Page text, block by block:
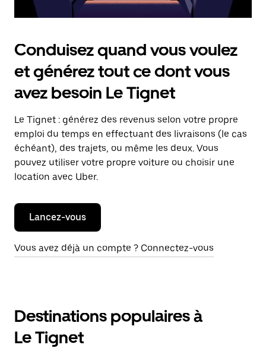
Conduisez quand vous voulez
et générez tout ce dont vous
avez besoin Le Tignet
Le Tignet : générez des revenus selon votre propre
emploi du temps en effectuant des livraisons (le cas
échéant), des trajets, ou même les deux. Vous
pouvez utiliser votre propre voiture ou choisir une
location avec Uber.
Lancez-vous
Vous avez déjà un compte ? Connectez-vous
Destinations populaires à
Le Tignet